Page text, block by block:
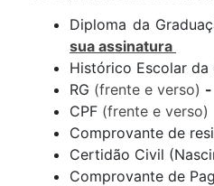
Diploma da
sua assinatura
Histórico Escolar da
RG (frente e verso) -
CPF (frente e verso)
Comprovante de
Certidão Civil
Comprovante de